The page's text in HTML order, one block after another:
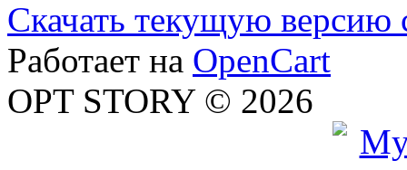
Скачать текущую версию
Работает на OpenCart
OPT STORY © 2026